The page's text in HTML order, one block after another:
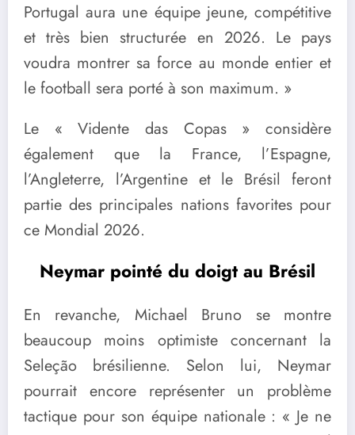
Portugal aura une équipe jeune, compétitive
et très bien structurée en 2026. Le pays
voudra montrer sa force au monde entier et
le football sera porté à son maximum. »
Le « Vidente das Copas » considère
également que la France, l’Espagne,
l’Angleterre, l’Argentine et le Brésil feront
partie des principales nations favorites pour
ce Mondial 2026.
Neymar pointé du doigt au Brésil
En revanche, Michael Bruno se montre
beaucoup moins optimiste concernant la
Seleção brésilienne. Selon lui, Neymar
pourrait encore représenter un problème
tactique pour son équipe nationale : « Je ne